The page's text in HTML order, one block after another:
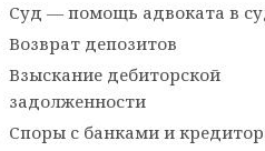
Суд — помощь адвоката в
Возврат депозитов
Взыскание дебиторской
задолженности
Споры с банками и